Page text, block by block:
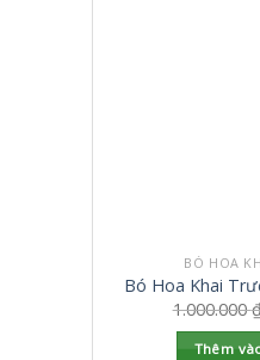
BÓ HOA
Bó Hoa Khai
1.000.000
Thêm